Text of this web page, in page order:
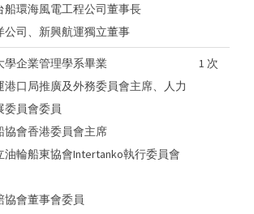
船環海風電工程公司董事長
公司、新興航運獨立董事
學企業管理學系畢業
港口局推廣及外務委員會主席、人力
委員會委員
協會香港委員會主席
油輪船東協會Intertanko執行委員會
協會董事會委員
1 次